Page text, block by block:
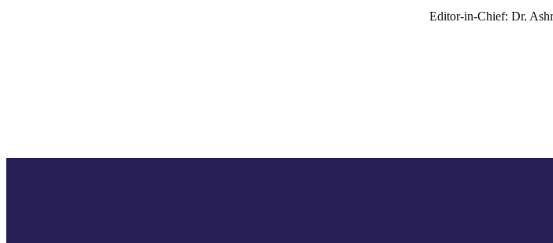
Editor-in-Chief: Dr.